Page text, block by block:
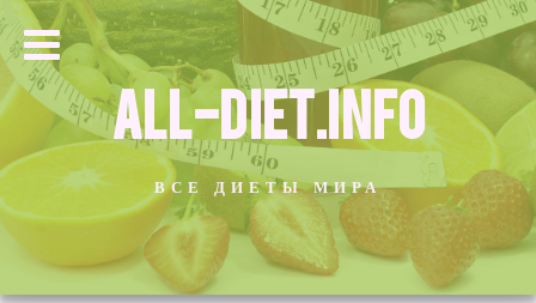
ALL-DIET.INFO
ВСЕ ДИЕТЫ МИРА